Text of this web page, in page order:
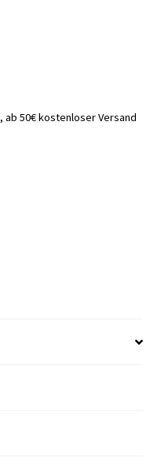
, ab 50€ kostenloser Versand